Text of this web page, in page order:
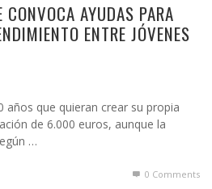
AYUDAS PARA
ENTRE JÓVENES
años que quieran crear su propia
de 6.000 euros, aunque la
…
0 Comments